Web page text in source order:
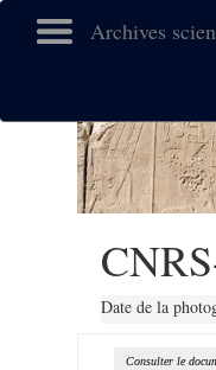
Archives
Date de la
Consulter le